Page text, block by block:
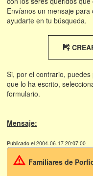
Envíanos un mensaje
ayudarte en tu búsqueda.
Si, por el contrario,
que lo ha escrito,
formulario.
Mensaje:
Publicado el 2004-06-17 20:07:00
Familiares de